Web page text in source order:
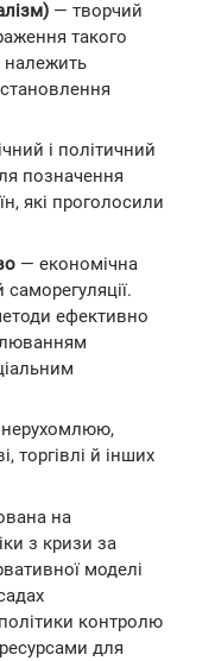
— творчий
такого
належить
і політичний
позначення
які проголосили
— економічна
ефективно
торгівлі й інших
на
з кризи за
моделі
контролю
для